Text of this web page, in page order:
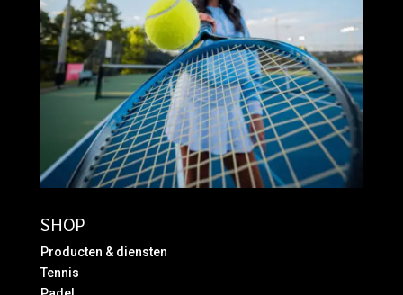
SHOP
Producten & diensten
Tennis